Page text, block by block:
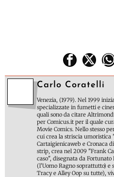
Carlo Coratelli
Venezia, (1979). Nel 1999
specializzate in fumetti e
quali sono da citare
per Comicus.it per il quale
Movie Comics. Nello stesso
cui crea la striscia umoristica
Cartaigienicaweb e Cronaca
strip, crea nel 2009 "Frank
caso", disegnata da
(l'Uomo Ragno soprattutto) e
Tracy e Alley Oop su tutte),